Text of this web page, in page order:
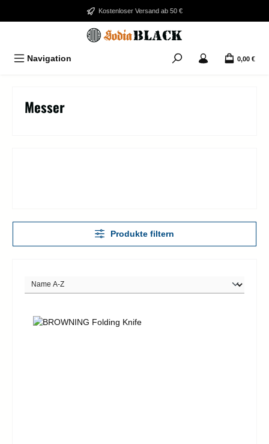
Zum Hauptinhalt springenKostenloser Versand ab 50 €
Navigation 0,00 €
Messer
Produkte filtern